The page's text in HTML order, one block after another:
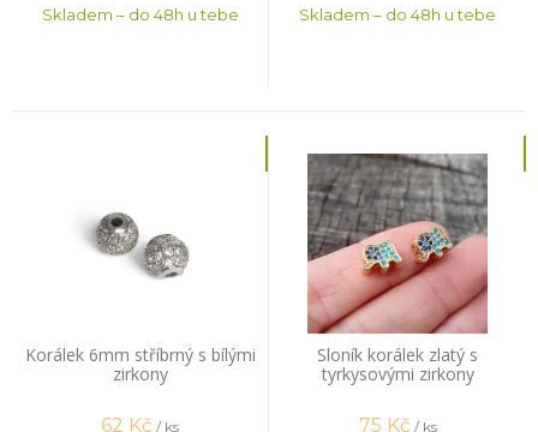
Skladem – do 48h u tebe Skladem – do 48h u tebe
Korálek 6mm stříbrný s bílými
zirkony
62 Kč / ks
Sloník korálek zlatý s
tyrkysovými zirkony
75 Kč / ks